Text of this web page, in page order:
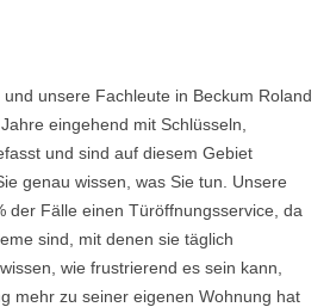
unsere Fachleute in Beckum Roland
eingehend mit Schlüsseln,
und sind auf diesem Gebiet
genau wissen, was Sie tun. Unsere
der Fälle einen Türöffnungsservice, da
sind, mit denen sie täglich
wie frustrierend es sein kann,
mehr zu seiner eigenen Wohnung hat